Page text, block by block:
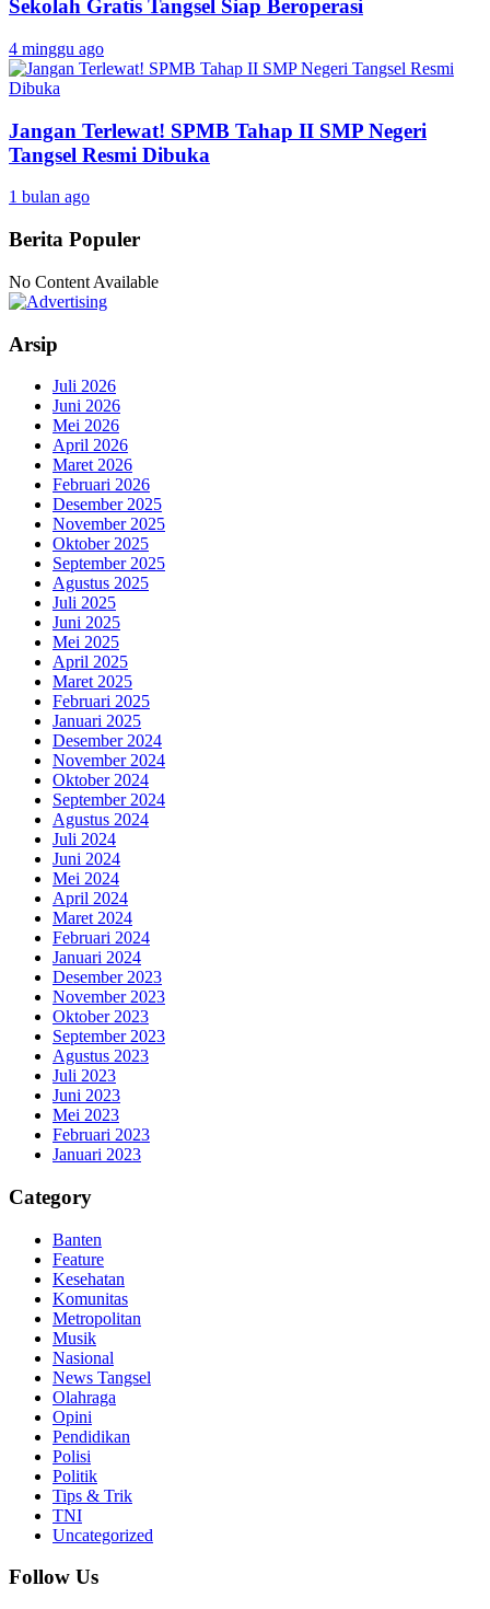
Sekolah Gratis Tangsel Siap Beroperasi
4 minggu ago
Jangan Terlewat! SPMB Tahap II SMP Negeri
Tangsel Resmi Dibuka
1 bulan ago
Berita Populer
No Content Available
Arsip
Juli 2026
Juni 2026
Mei 2026
April 2026
Maret 2026
Februari 2026
Desember 2025
November 2025
Oktober 2025
September 2025
Agustus 2025
Juli 2025
Juni 2025
Mei 2025
April 2025
Maret 2025
Februari 2025
Januari 2025
Desember 2024
November 2024
Oktober 2024
September 2024
Agustus 2024
Juli 2024
Juni 2024
Mei 2024
April 2024
Maret 2024
Februari 2024
Januari 2024
Desember 2023
November 2023
Oktober 2023
September 2023
Agustus 2023
Juli 2023
Juni 2023
Mei 2023
Februari 2023
Januari 2023
Category
Banten
Feature
Kesehatan
Komunitas
Metropolitan
Musik
Nasional
News Tangsel
Olahraga
Opini
Pendidikan
Polisi
Politik
Tips & Trik
TNI
Uncategorized
Follow Us